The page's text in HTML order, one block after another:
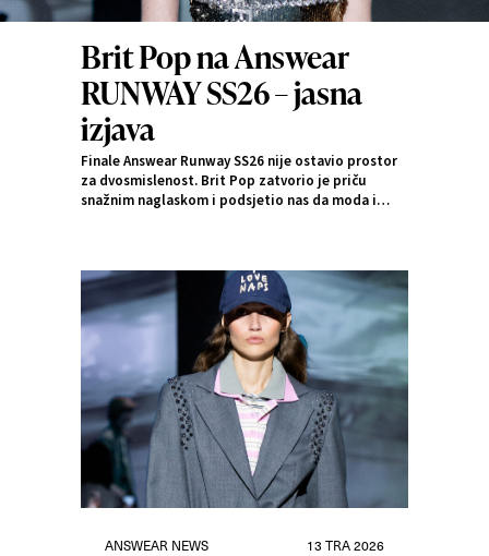
Brit Pop na Answear
RUNWAY SS26 – jasna
izjava
Finale Answear Runway SS26 nije ostavio prostor
za dvosmislenost. Brit Pop zatvorio je priču
snažnim naglaskom i podsjetio nas da moda i
Kategorije
ANSWEAR NEWSObjavljeno
13 TRA 2026